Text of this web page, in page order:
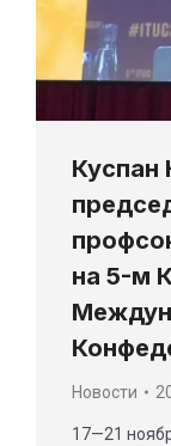
на 5-м
Новости
17—21